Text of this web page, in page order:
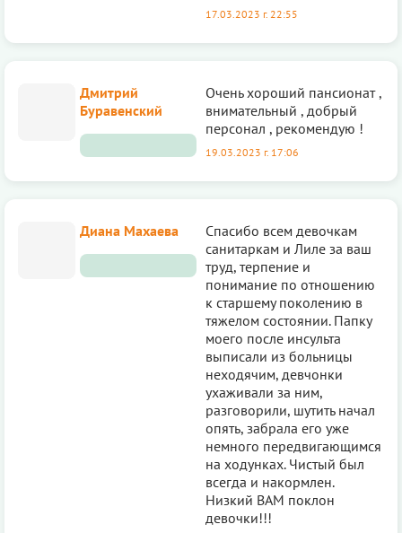
17.03.2023 г. 22:55
Дмитрий
Буравенский
Очень хороший пансионат ,
внимательный , добрый
персонал , рекомендую !
19.03.2023 г. 17:06
Диана Махаева
Спасибо всем девочкам
санитаркам и Лиле за ваш
труд, терпение и
понимание по отношению
к старшему поколению в
тяжелом состоянии. Папку
моего после инсульта
выписали из больницы
неходячим, девчонки
ухаживали за ним,
разговорили, шутить начал
опять, забрала его уже
немного передвигающимся
на ходунках. Чистый был
всегда и накормлен.
Низкий ВАМ поклон
девочки!!!